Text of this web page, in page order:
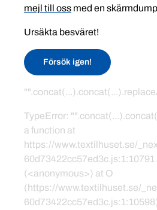
mejl till oss med en
Ursäkta besväret!
Försök igen!
TypeError:
a function at
https://www.textilhuset.se/
60d73422cc57ed3c.js:1:10791
(<anonymous>) at O
(https://www.textilhuset.se/